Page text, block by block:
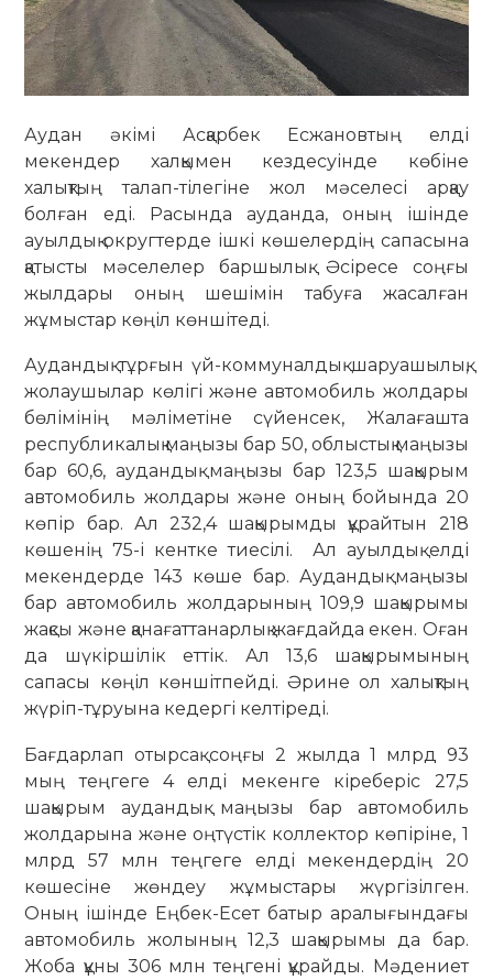
Аудан әкімі Асқарбек Есжановтың елді
мекендер халқымен кездесуінде көбіне
халықтың талап-тілегіне жол мәселесі арқау
болған еді. Расында ауданда, оның ішінде
ауылдық округтерде ішкі көшелердің сапасына
қатысты мәселелер баршылық. Әсіресе соңғы
жылдары оның шешімін табуға жасалған
жұмыстар көңіл көншітеді.
Аудандық тұрғын үй-коммуналдық шаруашылық,
жолаушылар көлігі және автомобиль жолдары
бөлімінің мәліметіне сүйенсек, Жалағашта
республикалық маңызы бар 50, облыстық маңызы
бар 60,6, аудандық маңызы бар 123,5 шақырым
автомобиль жолдары және оның бойында 20
көпір бар. Ал 232,4 шақырымды құрайтын 218
көшенің 75-і кентке тиесілі. Ал ауылдық елді
мекендерде 143 көше бар. Аудандық маңызы
бар автомобиль жолдарының 109,9 шақырымы
жақсы және қанағаттанарлық жағдайда екен. Оған
да шүкіршілік еттік. Ал 13,6 шақырымының
сапасы көңіл көншітпейді. Әрине ол халықтың
жүріп-тұруына кедергі келтіреді.
Бағдарлап отырсақ соңғы 2 жылда 1 млрд 93
мың теңгеге 4 елді мекенге кіреберіс 27,5
шақырым аудандық маңызы бар автомобиль
жолдарына және оңтүстік коллектор көпіріне, 1
млрд 57 млн теңгеге елді мекендердің 20
көшесіне жөндеу жұмыстары жүргізілген.
Оның ішінде Еңбек-Есет батыр аралығындағы
автомобиль жолының 12,3 шақырымы да бар.
Жоба құны 306 млн теңгені құрайды. Мәдениет